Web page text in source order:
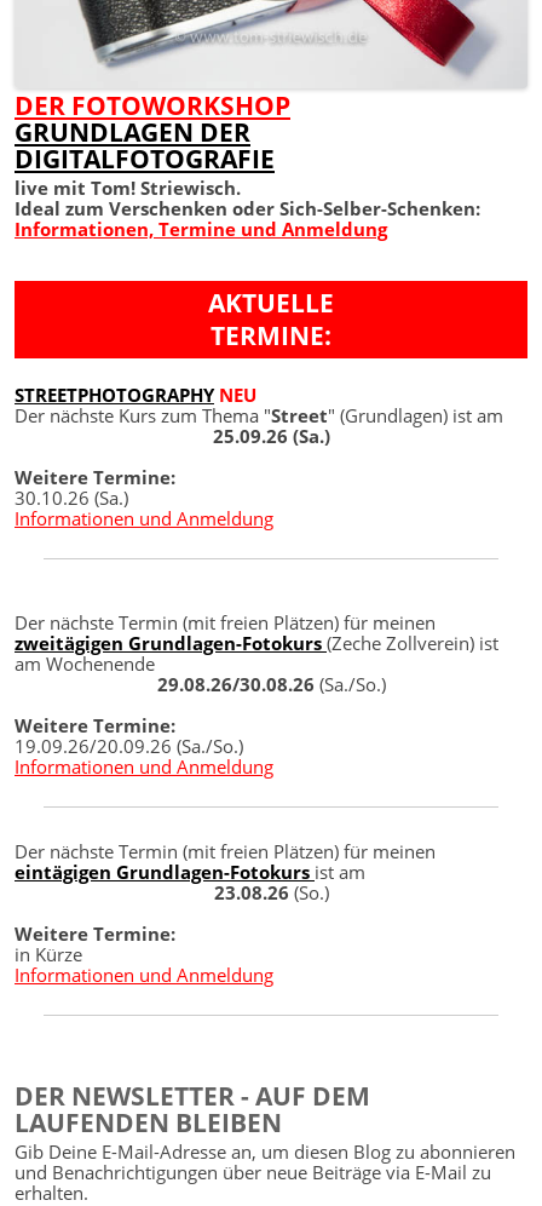
DER FOTOWORKSHOP
GRUNDLAGEN DER
DIGITALFOTOGRAFIE
live mit Tom! Striewisch.
Ideal zum Verschenken oder Sich-Selber-Schenken:
Informationen, Termine und Anmeldung
AKTUELLE
TERMINE:
STREETPHOTOGRAPHY NEU
Der nächste Kurs zum Thema "Street" (Grundlagen) ist am
25.09.26 (Sa.)
Weitere Termine:
30.10.26 (Sa.)
Informationen und Anmeldung
Der nächste Termin (mit freien Plätzen) für meinen
zweitägigen Grundlagen-Fotokurs (Zeche Zollverein) ist
am Wochenende
29.08.26/30.08.26 (Sa./So.)
Weitere Termine:
19.09.26/20.09.26 (Sa./So.)
Informationen und Anmeldung
Der nächste Termin (mit freien Plätzen) für meinen
eintägigen Grundlagen-Fotokurs ist am
23.08.26 (So.)
Weitere Termine:
in Kürze
Informationen und Anmeldung
DER NEWSLETTER - AUF DEM
LAUFENDEN BLEIBEN
Gib Deine E-Mail-Adresse an, um diesen Blog zu abonnieren
und Benachrichtigungen über neue Beiträge via E-Mail zu
erhalten.